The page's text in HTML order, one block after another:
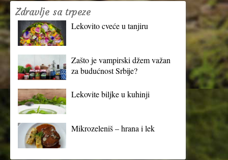
Zdravlje sa trpeze
Lekovito cveće u tanjiru
Zašto je vampirski džem važan
za budućnost Srbije?
Lekovite biljke u kuhinji
Mikrozeleniš – hrana i lek